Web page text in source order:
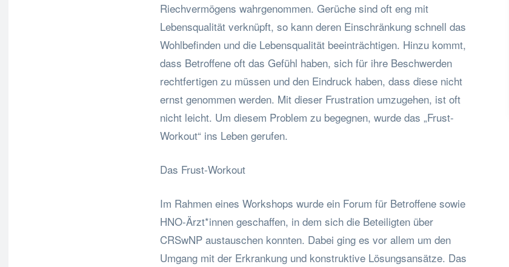
Riechvermögens wahrgenommen. Gerüche sind oft eng mit
Lebensqualität verknüpft, so kann deren Einschränkung schnell das
Wohlbefinden und die Lebensqualität beeinträchtigen. Hinzu kommt,
dass Betroffene oft das Gefühl haben, sich für ihre Beschwerden
rechtfertigen zu müssen und den Eindruck haben, dass diese nicht
ernst genommen werden. Mit dieser Frustration umzugehen, ist oft
nicht leicht. Um diesem Problem zu begegnen, wurde das „Frust-
Workout“ ins Leben gerufen.
Das Frust-Workout
Im Rahmen eines Workshops wurde ein Forum für Betroffene sowie
HNO-Ärzt*innen geschaffen, in dem sich die Beteiligten über
CRSwNP austauschen konnten. Dabei ging es vor allem um den
Umgang mit der Erkrankung und konstruktive Lösungsansätze. Das